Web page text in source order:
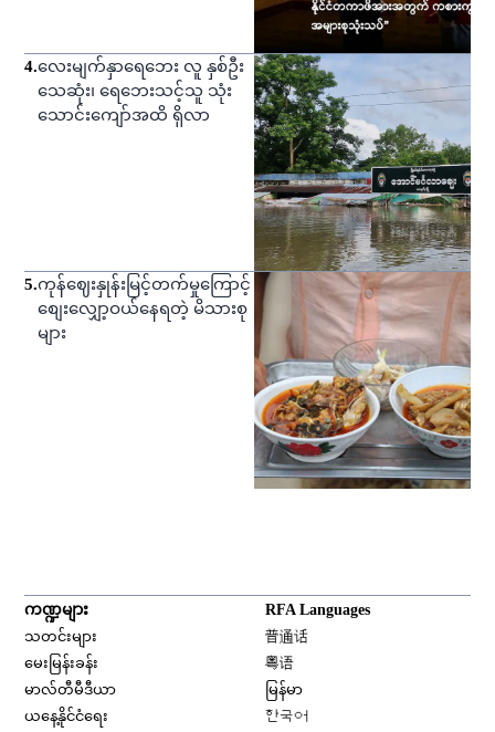
4.လေးမျက်နှာရေဘေး လူ နှစ်ဦး
သေဆုံး၊ ရေဘေးသင့်သူ သုံး
သောင်းကျော်အထိ ရှိလာ
5.ကုန်ဈေးနှုန်းမြင့်တက်မှုကြောင့်
စျေးလျှော့ဝယ်နေရတဲ့ မိသားစု
များ
ကဏ္ဍများ
သတင်းများ
မေးမြန်းခန်း
မာလ်တီမီဒီယာ
ယနေ့နိုင်ငံရေး
RFA Languages
普通话
粤语
မြန်မာ
한국어